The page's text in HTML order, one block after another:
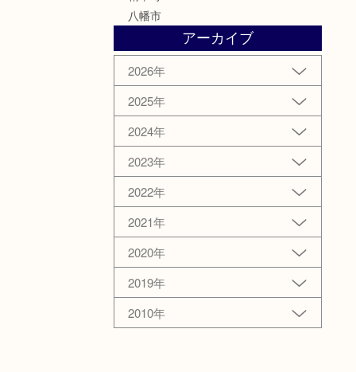
八幡市
アーカイブ
2026年
2025年
2024年
2023年
2022年
2021年
2020年
2019年
2010年